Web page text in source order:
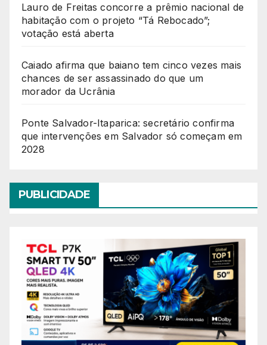
Lauro de Freitas concorre a prêmio nacional de
habitação com o projeto “Tá Rebocado”;
votação está aberta
Caiado afirma que baiano tem cinco vezes mais
chances de ser assassinado do que um
morador da Ucrânia
Ponte Salvador-Itaparica: secretário confirma
que intervenções em Salvador só começam em
2028
PUBLICIDADE